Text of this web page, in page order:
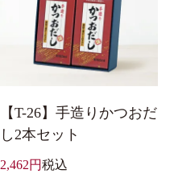
【T-26】手造りかつおだ
し2本セット
2,462 税込